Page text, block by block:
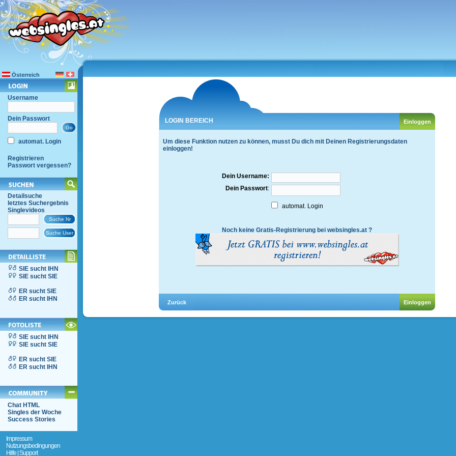
Österreich
Username
Dein Passwort
automat. Login
Registrieren
Passwort vergessen?
Detailsuche
letztes Suchergebnis
Singlevideos
SIE sucht IHN
SIE sucht SIE
ER sucht SIE
ER sucht IHN
SIE sucht IHN
SIE sucht SIE
ER sucht SIE
ER sucht IHN
Chat HTML
Singles der Woche
Success Stories
Impressum
Nutzungsbedingungen
Hilfe | Support
LOGIN BEREICH
Um diese Funktion nutzen zu können, musst Du dich mit Deinen Registrierungsdaten
einloggen!
Dein Username:
Dein Passwort:
automat. Login
Noch keine Gratis-Registrierung bei websingles.at ?